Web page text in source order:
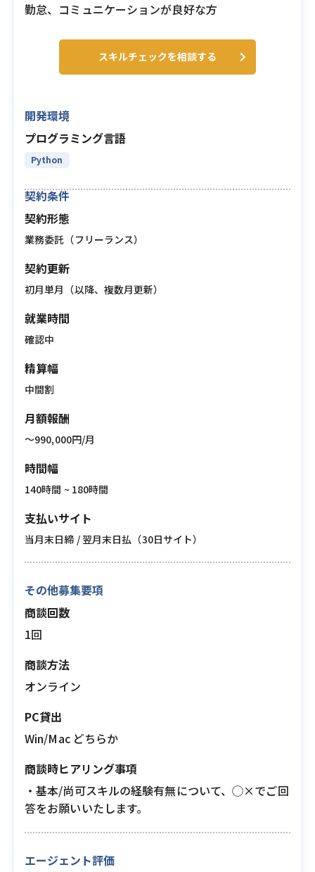
勤怠、コミュニケーションが良好な方
スキルチェックを相談する
開発環境
プログラミング言語
Python
契約条件
契約形態
業務委託（フリーランス）
契約更新
初月単月（以降、複数月更新）
就業時間
確認中
精算幅
中間割
月額報酬
〜990,000円/月
時間幅
140時間 ~ 180時間
支払いサイト
当月末日締 / 翌月末日払（30日サイト）
その他募集要項
商談回数
1回
商談方法
オンライン
PC貸出
Win/Mac どちらか
商談時ヒアリング事項
・基本/尚可スキルの経験有無について、◯×でご回
答をお願いいたします。
エージェント評価